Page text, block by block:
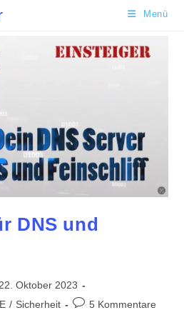
Menü
DNS und
22. Oktober 2023
/ Sicherheit
Beitrags-
5 Kommentare